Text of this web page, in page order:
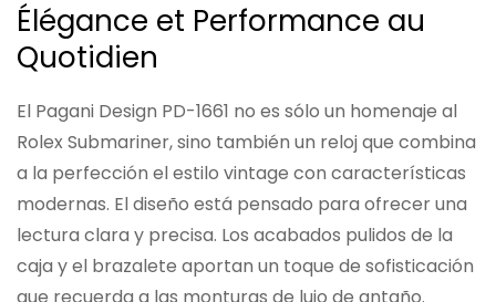
Élégance et Performance au
Quotidien
El Pagani Design PD-1661 no es sólo un homenaje al
Rolex Submariner, sino también un reloj que combina
a la perfección el estilo vintage con características
modernas. El diseño está pensado para ofrecer una
lectura clara y precisa. Los acabados pulidos de la
caja y el brazalete aportan un toque de sofisticación